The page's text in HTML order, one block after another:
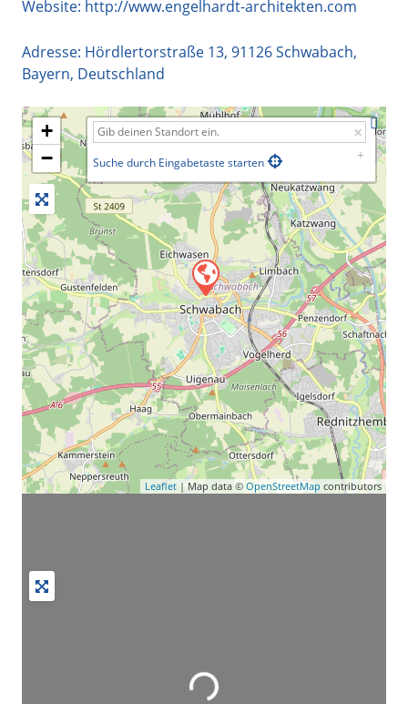
Website: http://www.engelhardt-architekten.com
Adresse: Hördlertorstraße 13, 91126Schwabach,
Bayern, Deutschland
+
−
Suche durch Eingabetaste starten
Leaflet | Map data © OpenStreetMap contributors
Wird geladen …